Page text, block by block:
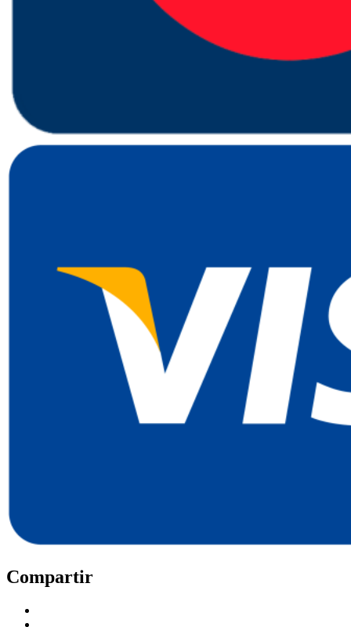
Compartir